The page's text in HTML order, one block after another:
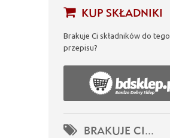
KUP SKŁADNIKI
Brakuje Ci składników do tego
przepisu?
BRAKUJE CI...